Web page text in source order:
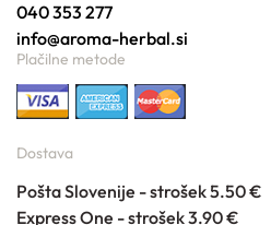
040 353 277
info@aroma-herbal.si
Plačilne metode
Dostava
Pošta Slovenije - strošek 5.50 €
Express One - strošek 3.90 €